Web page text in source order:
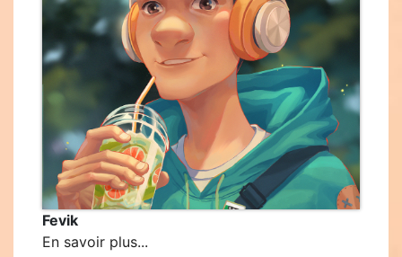
Fevik
En savoir plus...